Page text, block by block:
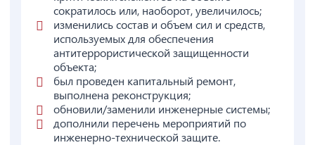
сократилось или, наоборот, увеличилось;
изменились состав и объем сил и средств,
используемых для обеспечения
антитеррористической защищенности
объекта;
был проведен капитальный ремонт,
выполнена реконструкция;
обновили/заменили инженерные системы;
дополнили перечень мероприятий по
инженерно-технической защите.